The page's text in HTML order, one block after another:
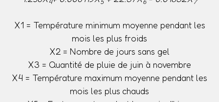
X1 = Température minimum moyenne pendant les
mois les plus froids
X2 = Nombre de jours sans gel
X3 = Quantité de pluie de juin à novembre
X4 = Température maximum moyenne pendant les
mois les plus chauds